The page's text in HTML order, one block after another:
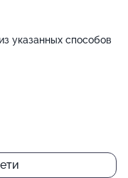
указанных способов